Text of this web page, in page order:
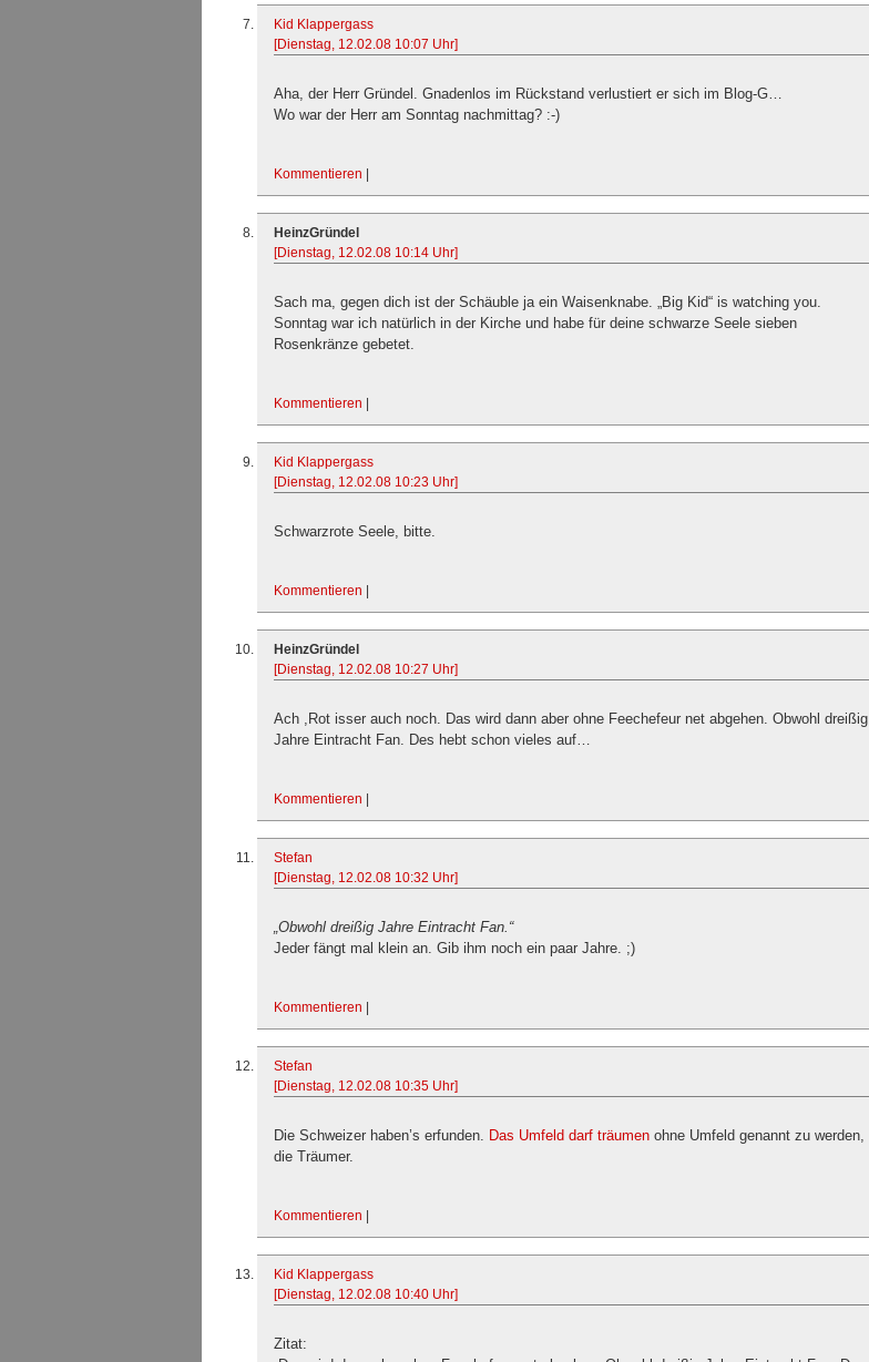
Kid Klappergass
[Dienstag, 12.02.08 10:07 Uhr]
Aha, der Herr Gründel. Gnadenlos im Rückstand verlustiert er sich im Blog-G…
Wo war der Herr am Sonntag nachmittag? :-)
Kommentieren
HeinzGründel
[Dienstag, 12.02.08 10:14 Uhr]
Sach ma, gegen dich ist der Schäuble ja ein Waisenknabe. „Big Kid“ is watching you.
Sonntag war ich natürlich in der Kirche und habe für deine schwarze Seele sieben
Rosenkränze gebetet.
Kommentieren
Kid Klappergass
[Dienstag, 12.02.08 10:23 Uhr]
Schwarzrote Seele, bitte.
Kommentieren
HeinzGründel
[Dienstag, 12.02.08 10:27 Uhr]
Ach ,Rot isser auch noch. Das wird dann aber ohne Feechefeur net abgehen. Obwohl dreißig
Jahre Eintracht Fan. Des hebt schon vieles auf…
Kommentieren
Stefan
[Dienstag, 12.02.08 10:32 Uhr]
„Obwohl dreißig Jahre Eintracht Fan.“
Jeder fängt mal klein an. Gib ihm noch ein paar Jahre. ;)
Kommentieren
Stefan
[Dienstag, 12.02.08 10:35 Uhr]
Die Schweizer haben’s erfunden. Das Umfeld darf träumen ohne Umfeld genannt zu werden,
die Träumer.
Kommentieren
Kid Klappergass
[Dienstag, 12.02.08 10:40 Uhr]
Zitat: